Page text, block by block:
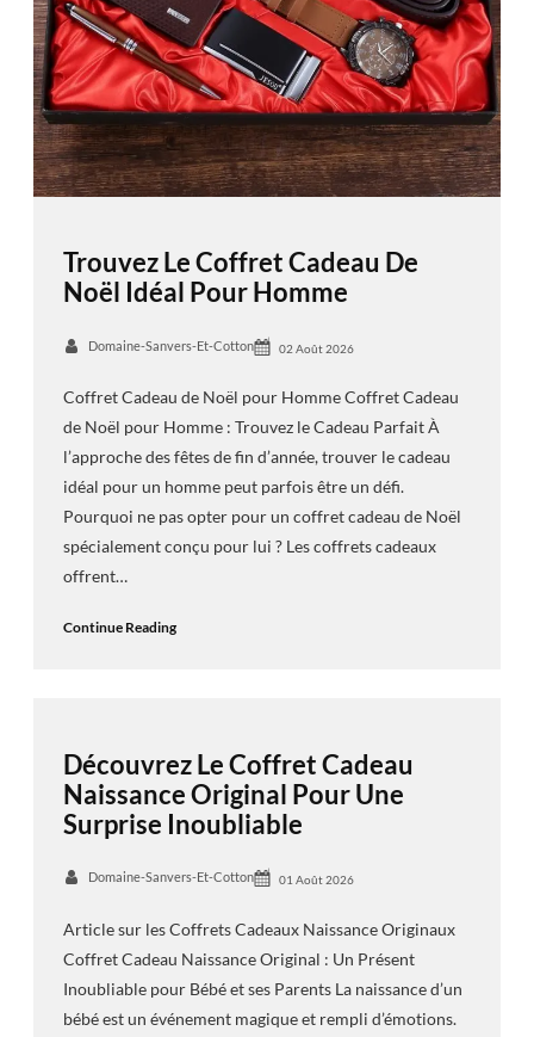
Trouvez Le Coffret Cadeau De
Noël Idéal Pour Homme
Domaine-Sanvers-Et-Cotton 02 Août 2026
Coffret Cadeau de Noël pour Homme Coffret Cadeau
de Noël pour Homme : Trouvez le Cadeau Parfait À
l’approche des fêtes de fin d’année, trouver le cadeau
idéal pour un homme peut parfois être un défi.
Pourquoi ne pas opter pour un coffret cadeau de Noël
spécialement conçu pour lui ? Les coffrets cadeaux
offrent…
Continue Reading
Découvrez Le Coffret Cadeau
Naissance Original Pour Une
Surprise Inoubliable
Domaine-Sanvers-Et-Cotton 01 Août 2026
Article sur les Coffrets Cadeaux Naissance Originaux
Coffret Cadeau Naissance Original : Un Présent
Inoubliable pour Bébé et ses Parents La naissance d’un
bébé est un événement magique et rempli d’émotions.